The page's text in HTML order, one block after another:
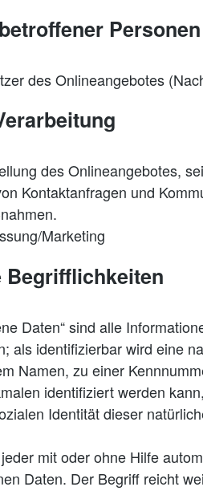
Personen
des Onlineangebotes
des Onlineangebotes,
Kontaktanfragen und
Marketing
Begrifflichkeiten
Daten“ sind alle
als identifizierbar wird eine
Namen, zu einer
identifiziert werden
Identität dieser
jeder mit oder ohne Hilfe
Daten. Der Begriff reicht